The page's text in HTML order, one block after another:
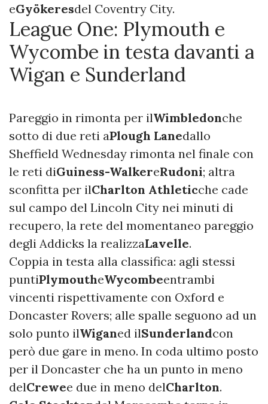
eGyökeresdel Coventry City.
League One: Plymouth e
Wycombe in testa davanti a
Wigan e Sunderland
Pareggio in rimonta per ilWimbledonche
sotto di due reti aPlough Lanedallo
Sheffield Wednesday rimonta nel finale con
le reti diGuiness-WalkereRudoni; altra
sconfitta per ilCharlton Athleticche cade
sul campo del Lincoln City nei minuti di
recupero, la rete del momentaneo pareggio
degli Addicks la realizzaLavelle.
Coppia in testa alla classifica: agli stessi
puntiPlymoutheWycombeentrambi
vincenti rispettivamente con Oxford e
Doncaster Rovers; alle spalle seguono ad un
solo punto ilWiganed ilSunderlandcon
però due gare in meno. In coda ultimo posto
per il Doncaster che ha un punto in meno
delCrewee due in meno delCharlton.